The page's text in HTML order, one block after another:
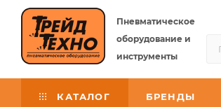
Пневматическое
оборудование и
инструменты
КАТАЛОГ БРЕНДЫ